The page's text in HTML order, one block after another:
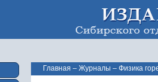
Главная – Журналы – Физика